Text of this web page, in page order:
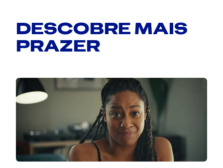
DESCOBRE MAIS
PRAZER